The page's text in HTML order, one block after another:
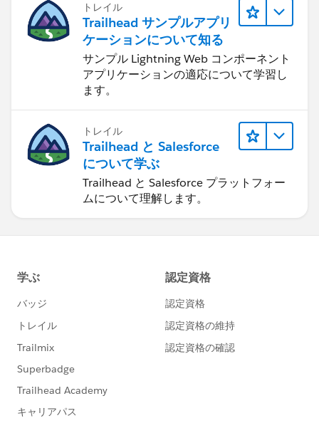
トレイル
Trailhead サンプルアプリ
ケーションについて知る
サンプル Lightning Web コンポーネント
アプリケーションの適応について学習し
ます。
トレイル
Trailhead と Salesforce
について学ぶ
Trailhead と Salesforce プラットフォー
ムについて理解します。